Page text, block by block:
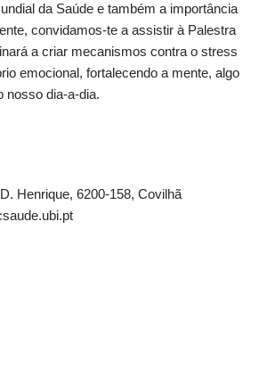
da Saúde e também a importância
convidamos-te a assistir à Palestra
a criar mecanismos contra o stress
emocional, fortalecendo a mente, algo
nosso dia-a-dia.
Henrique, 6200-158, Covilhã